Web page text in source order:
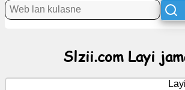
Hawar
Slzii.com Layi